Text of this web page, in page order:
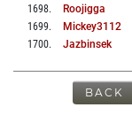
1698. Roojigga
1699. Mickey3112
1700. Jazbinsek
BACK